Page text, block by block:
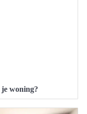
woning?